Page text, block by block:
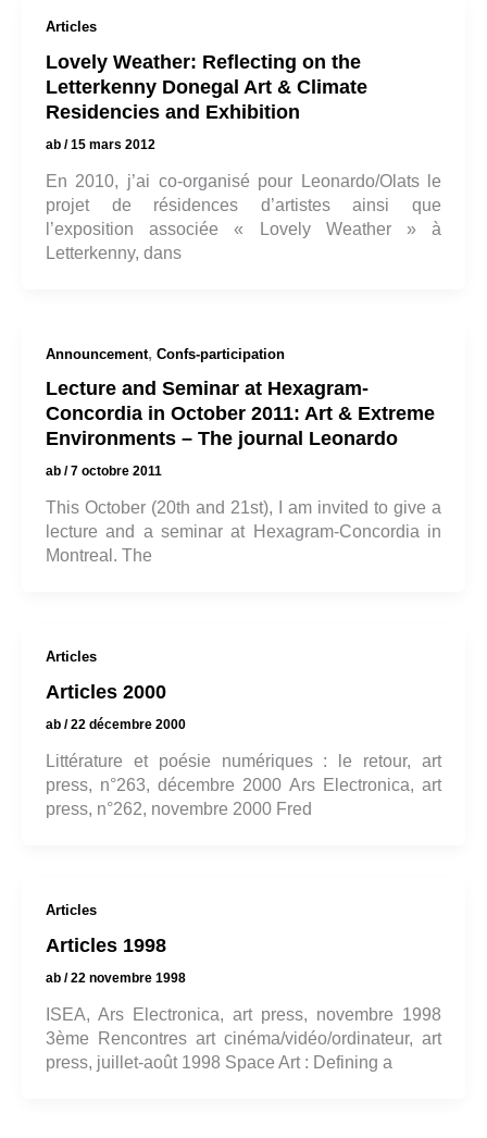
Articles
Lovely Weather: Reflecting on the
Letterkenny Donegal Art & Climate
Residencies and Exhibition
ab /15 mars 2012
En 2010, j’ai co-organisé pour Leonardo/Olats le
projet de résidences d’artistes ainsi que
l’exposition associée « Lovely Weather » à
Letterkenny, dans
Announcement, Confs-participation
Lecture and Seminar at Hexagram-
Concordia in October 2011: Art & Extreme
Environments – The journal Leonardo
ab /7 octobre 2011
This October (20th and 21st), I am invited to give a
lecture and a seminar at Hexagram-Concordia in
Montreal. The
Articles
Articles 2000
ab /22 décembre 2000
Littérature et poésie numériques : le retour, art
press, n°263, décembre 2000 Ars Electronica, art
press, n°262, novembre 2000 Fred
Articles
Articles 1998
ab /22 novembre 1998
ISEA, Ars Electronica, art press, novembre 1998
3ème Rencontres art cinéma/vidéo/ordinateur, art
press, juillet-août 1998 Space Art : Defining a